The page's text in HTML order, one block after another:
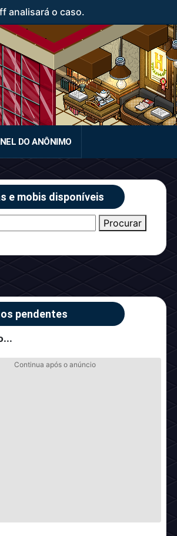
analisará o caso.
DO ANÔNIMO
e mobis disponíveis
Procurar
pendentes